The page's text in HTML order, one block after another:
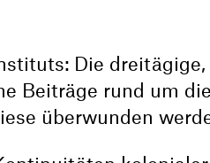
Die
Beiträge rund um
überwunden